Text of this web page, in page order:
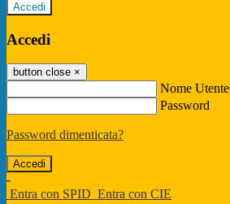
Accedi
Accedi
button close ×
Nome Utente
Password
Password dimenticata?
-
Entra con SPID Entra con CIE